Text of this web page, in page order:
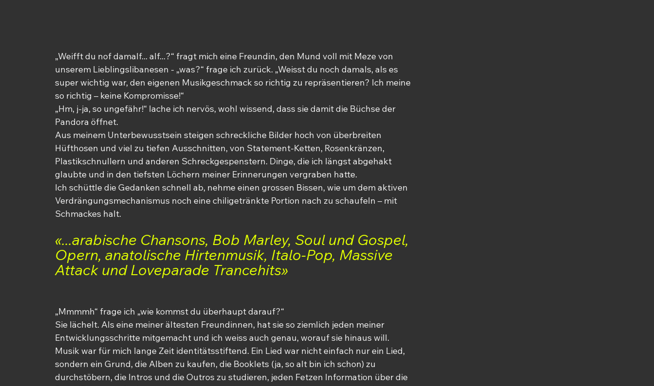
„Weifft du nof damalf... alf...?“ fragt mich eine Freundin, den Mund voll mit Meze von
unserem Lieblingslibanesen - „was?“ frage ich zurück. „Weisst du noch damals, als es
super wichtig war, den eigenen Musikgeschmack so richtig zu repräsentieren? Ich meine
so richtig – keine Kompromisse!“
„Hm, j-ja, so ungefähr!“ lache ich nervös, wohl wissend, dass sie damit die Büchse der
Pandora öffnet.
Aus meinem Unterbewusstsein steigen schreckliche Bilder hoch von überbreiten
Hüfthosen und viel zu tiefen Ausschnitten, von Statement-Ketten, Rosenkränzen,
Plastikschnullern und anderen Schreckgespenstern. Dinge, die ich längst abgehakt
glaubte und in den tiefsten Löchern meiner Erinnerungen vergraben hatte.
Ich schüttle die Gedanken schnell ab, nehme einen grossen Bissen, wie um dem aktiven
Verdrängungsmechanismus noch eine chiligetränkte Portion nach zu schaufeln – mit
Schmackes halt.
«...arabische Chansons, Bob Marley, Soul und Gospel,
Opern, anatolische Hirtenmusik, Italo-Pop, Massive
Attack und Loveparade Trancehits»
„Mmmmh“ frage ich „wie kommst du überhaupt darauf?“
Sie lächelt. Als eine meiner ältesten Freundinnen, hat sie so ziemlich jeden meiner
Entwicklungsschritte mitgemacht und ich weiss auch genau, worauf sie hinaus will.
Musik war für mich lange Zeit identitätsstiftend. Ein Lied war nicht einfach nur ein Lied,
sondern ein Grund, die Alben zu kaufen, die Booklets (ja, so alt bin ich schon) zu
durchstöbern, die Intros und die Outros zu studieren, jeden Fetzen Information über die